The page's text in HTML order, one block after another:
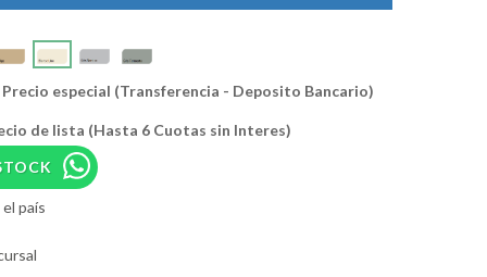
Precio especial (Transferencia - Deposito Bancario)
de lista (Hasta 6 Cuotas sin Interes)
país